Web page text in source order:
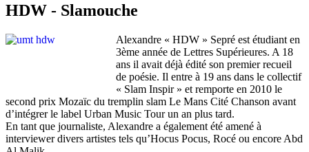
HDW - Slamouche
Alexandre « HDW » Sepré est étudiant en
3ème année de Lettres Supérieures. A 18
ans il avait déjà édité son premier recueil
de poésie. Il entre à 19 ans dans le collectif
« Slam Inspir » et remporte en 2010 le
second prix Mozaïc du tremplin slam Le Mans Cité Chanson avant
d’intégrer le label Urban Music Tour un an plus tard.
En tant que journaliste, Alexandre a également été amené à
interviewer divers artistes tels qu’Hocus Pocus, Rocé ou encore Abd